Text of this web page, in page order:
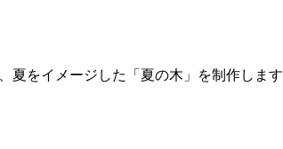
夏をイメージした「夏の木」を制作しま